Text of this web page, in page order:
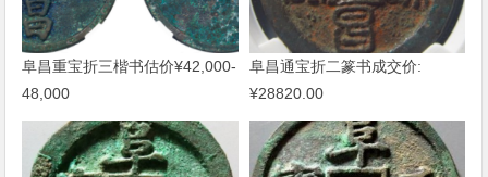
阜昌重宝折三楷书估价¥42,000-
48,000
阜昌通宝折二篆书成交价:
¥28820.00